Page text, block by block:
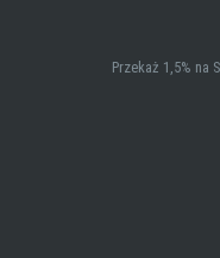
Przekaż 1,5% na